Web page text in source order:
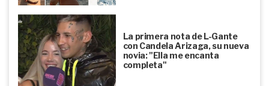
La primera nota de L-Gante
con Candela Arizaga, su nueva
novia: "Ella me encanta
completa"